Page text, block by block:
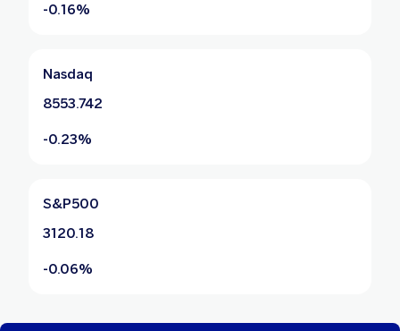
-0.16%
Nasdaq
8553.742
-0.23%
S&P500
3120.18
-0.06%